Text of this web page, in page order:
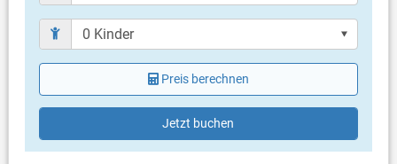
Garten zur Benutzung
Grill vorhanden
Privater Parkplatz auf dem Grundstück
Haustier erlaubt (kostenlos)
Klimaanlage im Preis inklusive
Bettwäsche vorhanden
Handtücher vorhanden
Fön
Waschmaschine in der Unterkunft
Preis berechnen
Jetzt buchen